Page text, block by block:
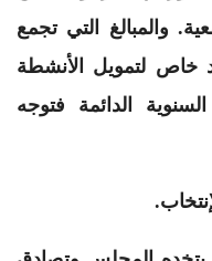
والمبالغ التي تجمع
خاص لتمويل الأنشطة
الدائمة فتوجه